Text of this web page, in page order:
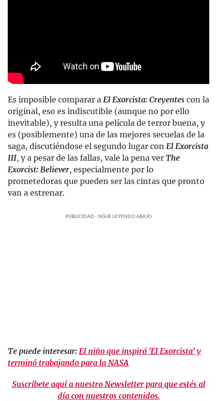
Es imposible comparar a El Exorcista: Creyentes con la
original, eso es indiscutible (aunque no por ello
inevitable), y resulta una película de terror buena, y
es (posiblemente) una de las mejores secuelas de la
saga, discutiéndose el segundo lugar con El Exorcista
III, y a pesar de las fallas, vale la pena ver The
Exorcist: Believer, especialmente por lo
prometedoras que pueden ser las cintas que pronto
van a estrenar.
PUBLICIDAD - SIGUE LEYENDO ABAJO
Te puede interesar: El niño que inspiró 'El Exorcista' y
terminó trabajando para la NASA
Suscríbete aquí a nuestro Newsletter para que estés al
día con nuestros contenidos.